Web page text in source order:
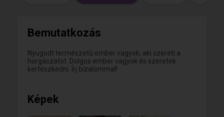
Bemutatkozás
Nyugodt természetű ember vagyok, aki szereti a
horgászatot. Dolgos ember vagyok és szeretek
kertészkedni. Írj bizalommal!
Képek